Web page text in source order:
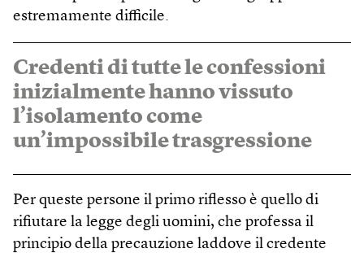
estremamente difficile.
Credenti di tutte le confessioni
inizialmente hanno vissuto
l’isolamento come
un’impossibile trasgressione
Per queste persone il primo riflesso è quello di
rifiutare la legge degli uomini, che professa il
principio della precauzione laddove il credente